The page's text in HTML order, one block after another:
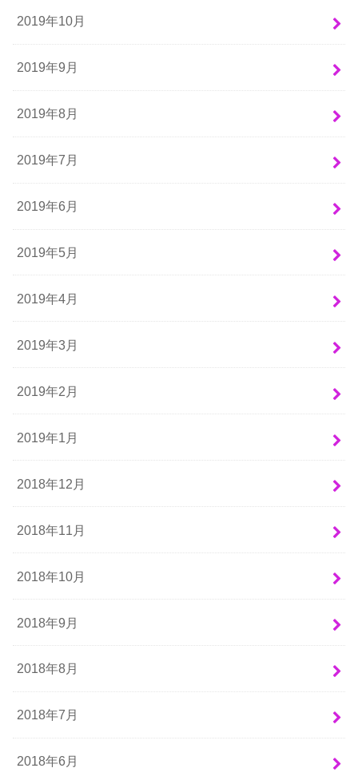
2019年10月
2019年9月
2019年8月
2019年7月
2019年6月
2019年5月
2019年4月
2019年3月
2019年2月
2019年1月
2018年12月
2018年11月
2018年10月
2018年9月
2018年8月
2018年7月
2018年6月